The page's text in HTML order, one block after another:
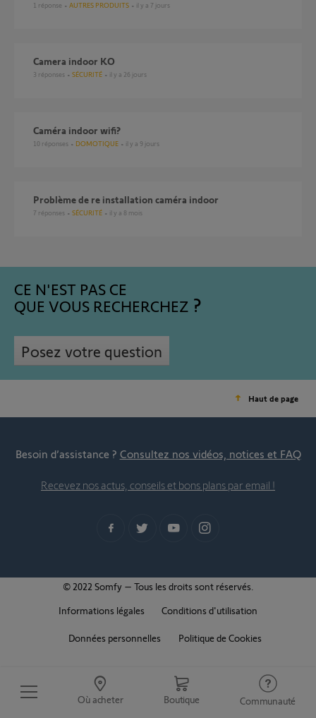
Où acheter Boutique Communauté
1 réponse AUTRES PRODUITS il y a 7 jours
Camera indoor KO
3 réponses SÉCURITÉ il y a 26 jours
Caméra indoor wifi?
10 réponses DOMOTIQUE il y a 9 jours
Problème de re installation caméra indoor
7 réponses SÉCURITÉ il y a 8 mois
CE N'EST PAS CE
QUE VOUS RECHERCHEZ
Posez votre question
Haut de page
Besoin d’assistance ? Consultez nos vidéos, notices et FAQ
Recevez nos actus, conseils et bons plans par email !
© 2022 Somfy – Tous les droits sont réservés.
Informations légales
Conditions d'utilisation
Données personnelles Politique de Cookies